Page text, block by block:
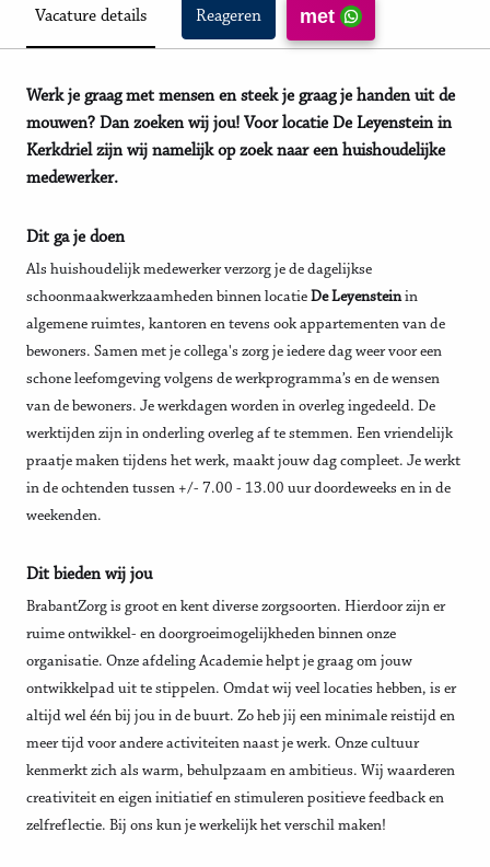
Vacature details Reageren met
Werk je graag met mensen en steek je graag je handen uit de
mouwen? Dan zoeken wij jou! Voor locatie De Leyenstein in
Kerkdriel zijn wij namelijk op zoek naar een huishoudelijke
medewerker.
Dit ga je doen
Als huishoudelijk medewerker verzorg je de dagelijkse
schoonmaakwerkzaamheden binnen locatie De Leyensteinin
algemene ruimtes, kantoren en tevens ook appartementen van de
bewoners. Samen met je collega's zorg je iedere dag weer voor een
schone leefomgeving volgens de werkprogramma’s en de wensen
van de bewoners. Je werkdagen worden in overleg ingedeeld. De
werktijden zijn in onderling overleg af te stemmen. Een vriendelijk
praatje maken tijdens het werk, maakt jouw dag compleet. Je werkt
in de ochtenden tussen +/- 7.00 - 13.00 uur doordeweeks en in de
weekenden.
Dit bieden wij jou
BrabantZorg is groot en kent diverse zorgsoorten. Hierdoor zijn er
ruime ontwikkel- en doorgroeimogelijkheden binnen onze
organisatie. Onze afdeling Academie helpt je graag om jouw
ontwikkelpad uit te stippelen. Omdat wij veel locaties hebben, is er
altijd wel één bij jou in de buurt. Zo heb jij een minimale reistijd en
meer tijd voor andere activiteiten naast je werk. Onze cultuur
kenmerkt zich als warm, behulpzaam en ambitieus. Wij waarderen
creativiteit en eigen initiatief en stimuleren positieve feedback en
zelfreflectie. Bij ons kun je werkelijk het verschil maken!